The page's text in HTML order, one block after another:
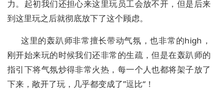
力。起初我们还担心来这里玩员工会放不开，但是后来
到这里玩之后就彻底放下了这个顾虑。
这里的轰趴师非常擅长带动气氛，也非常的high，
刚开始来玩的时候我们还非常的生疏，但是在轰趴师的
指引下将气氛炒得非常火热，每一个人也都将架子放了
下来，敞开了玩，几乎都变成了”逗比“！